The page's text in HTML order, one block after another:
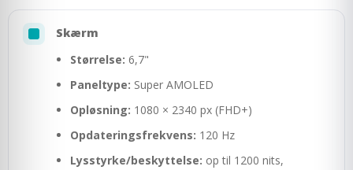
Skærm
Størrelse: 6,7"
Paneltype: Super AMOLED
Opløsning: 1080 × 2340 px (FHD+)
Opdateringsfrekvens: 120 Hz
Lysstyrke/beskyttelse: op til 1200 nits,